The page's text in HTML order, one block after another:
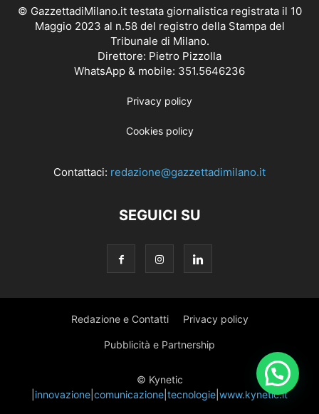
© GazzettadiMilano.it testata giornalistica registrata il 10
Maggio 2023 al n.58 del registro della Stampa del
Tribunale di Milano.
Direttore: Pietro Pizzolla
WhatsApp & mobile: 351.5646236
Privacy policy
Cookies policy
Contattaci: redazione@gazzettadimilano.it
SEGUICI SU
Redazione e Contatti Privacy policy
Pubblicità e Partnership
© Kynetic
innovazione comunicazione tecnologie www.kynetic.it